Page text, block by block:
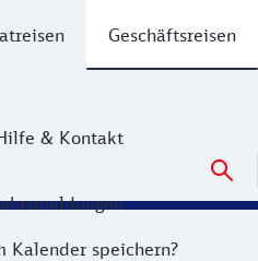
Geschäftsreisen
& Kontakt
Kalender speichern?